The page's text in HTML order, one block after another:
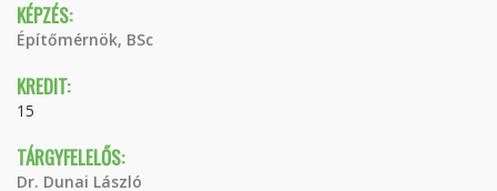
KÉPZÉS:
Építőmérnök, BSc
KREDIT:
15
TÁRGYFELELŐS:
Dr. Dunai László